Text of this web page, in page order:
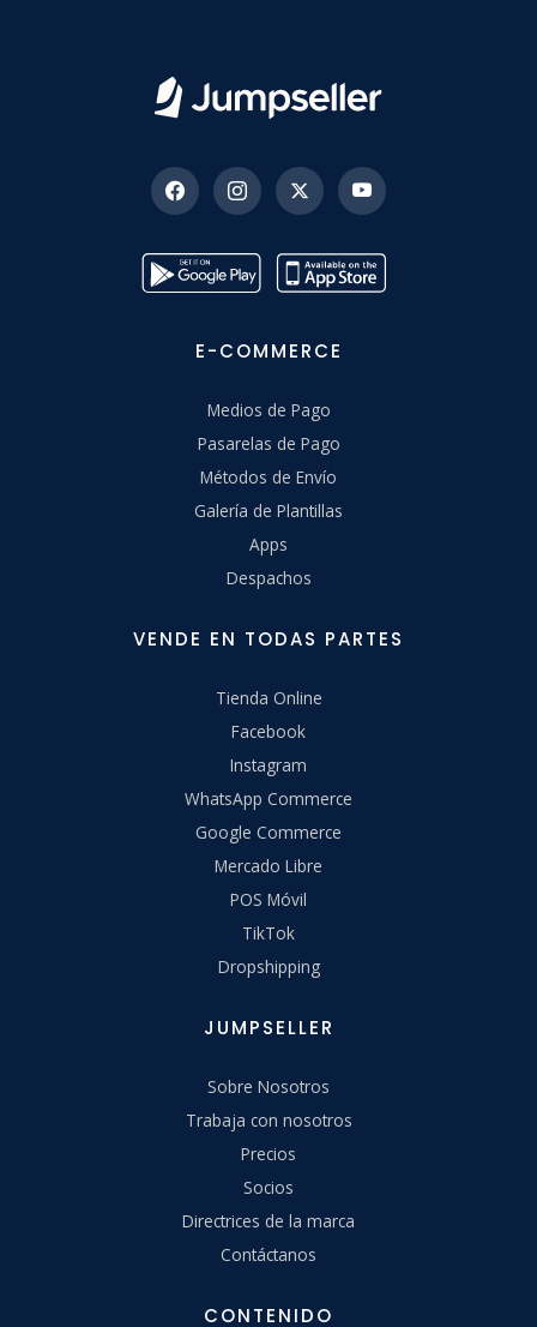
E-COMMERCE
Medios de Pago
Pasarelas de Pago
Métodos de Envío
Galería de Plantillas
Apps
Despachos
VENDE EN TODAS PARTES
Tienda Online
Facebook
Instagram
WhatsApp Commerce
Google Commerce
Mercado Libre
POS Móvil
TikTok
Dropshipping
JUMPSELLER
Sobre Nosotros
Trabaja con nosotros
Precios
Socios
Directrices de la marca
Contáctanos
CONTENIDO